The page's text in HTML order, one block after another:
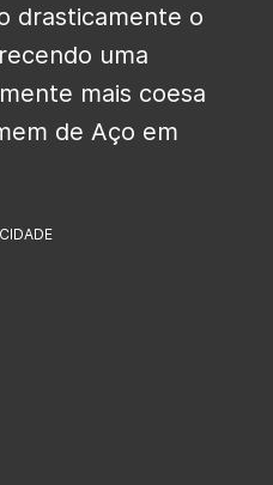
drasticamente o
uma
mais coesa
de Aço em